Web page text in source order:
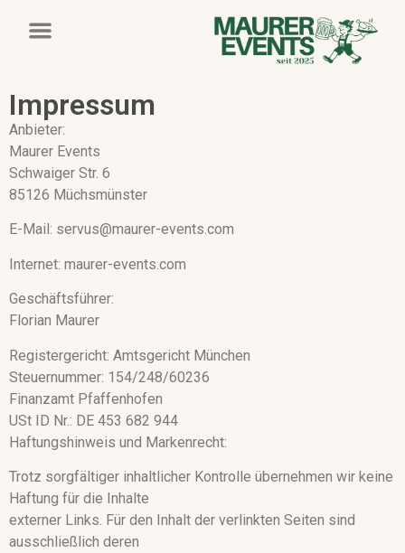
Impressum
Anbieter:
Maurer Events
Schwaiger Str. 6
85126 Müchsmünster
E-Mail: servus@maurer-events.com
Internet: maurer-events.com
Geschäftsführer:
Florian Maurer
Registergericht: Amtsgericht München
Steuernummer: 154/248/60236
Finanzamt Pfaffenhofen
USt ID Nr.: DE 453 682 944
Haftungshinweis und Markenrecht:
Trotz sorgfältiger inhaltlicher Kontrolle übernehmen wir keine
Haftung für die Inhalte
externer Links. Für den Inhalt der verlinkten Seiten sind
ausschließlich deren